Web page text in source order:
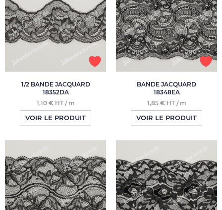
1/2 BANDE JACQUARD
18352DA
1,10 € HT / m
VOIR LE PRODUIT
BANDE JACQUARD
18348EA
1,85 € HT / m
VOIR LE PRODUIT